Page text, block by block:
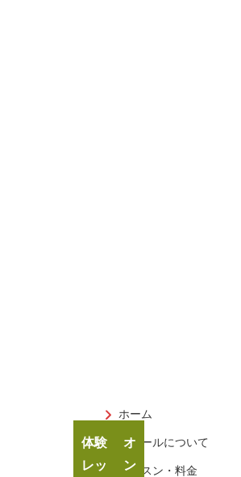
ホーム
スクールについて
レッスン・料金
体験
レッ
オ
ン